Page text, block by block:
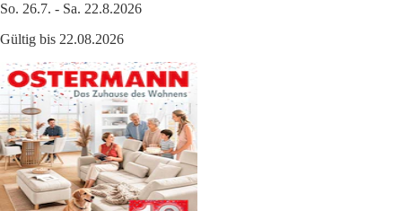
So. 26.7. - Sa. 22.8.2026
Gültig bis 22.08.2026